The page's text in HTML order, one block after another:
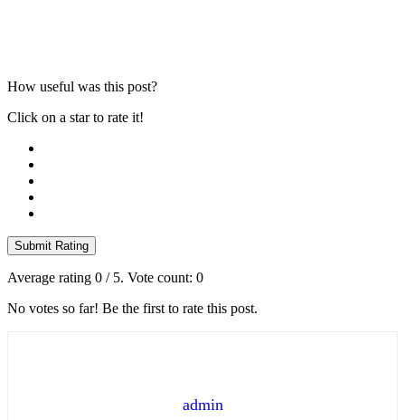
How useful was this post?
Click on a star to rate it!
Submit Rating
Average rating 0 / 5. Vote count: 0
No votes so far! Be the first to rate this post.
admin